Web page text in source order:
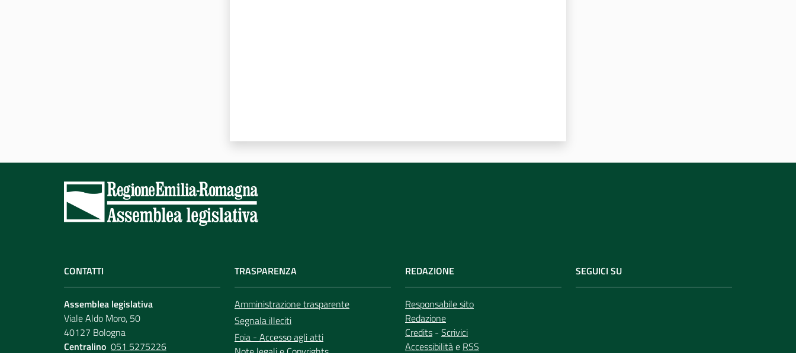
CONTATTI
Assemblea legislativa
Viale Aldo Moro, 50
40127 Bologna
Centralino 051 5275226
TRASPARENZA
Amministrazione trasparente
Segnala illeciti
Foia - Accesso agli atti
REDAZIONE
Responsabile sito
Redazione
Credits - Scrivici
Accessibilitàe RSS
SEGUICI SU